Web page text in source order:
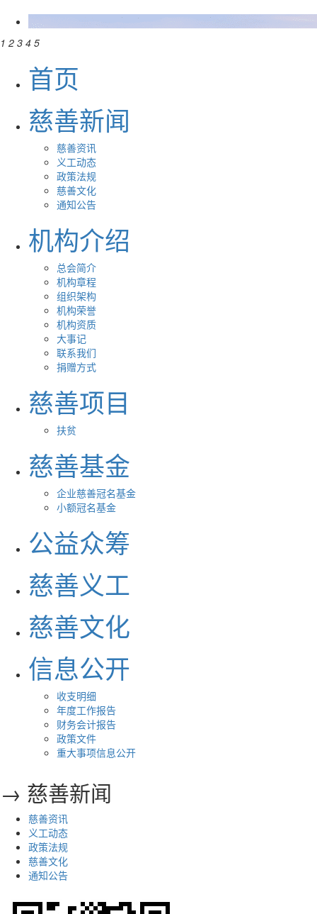
1 2 3 4 5
首页
慈善新闻
慈善资讯
义工动态
政策法规
慈善文化
通知公告
机构介绍
总会简介
机构章程
组织架构
机构荣誉
机构资质
大事记
联系我们
捐赠方式
慈善项目
扶贫
慈善基金
企业慈善冠名基金
小额冠名基金
公益众筹
慈善义工
慈善文化
信息公开
收支明细
年度工作报告
财务会计报告
政策文件
重大事项信息公开
→ 慈善新闻
慈善资讯
义工动态
政策法规
慈善文化
通知公告